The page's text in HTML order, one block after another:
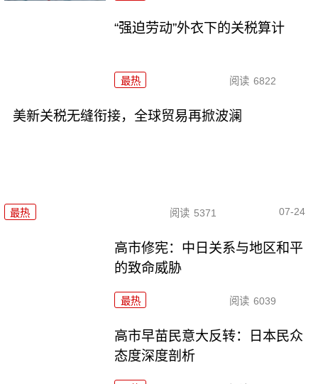
“强迫劳动”外衣下的关税算计
最热 阅读 6822
美新关税无缝衔接，全球贸易再掀波澜
最热 阅读 5371 07-24
高市修宪：中日关系与地区和平
的致命威胁
最热 阅读 6039
高市早苗民意大反转：日本民众
态度深度剖析